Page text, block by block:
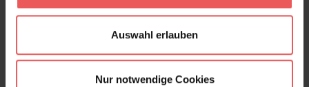
Auswahl erlauben
Nur notwendige Cookies